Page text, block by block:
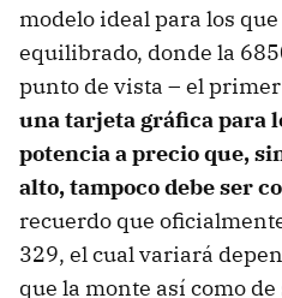
modelo ideal para los
equilibrado, donde la
punto de vista – el
una tarjeta gráfica para
potencia a precio que,
alto, tampoco debe ser
recuerdo que
329, el cual variará
que la monte así como